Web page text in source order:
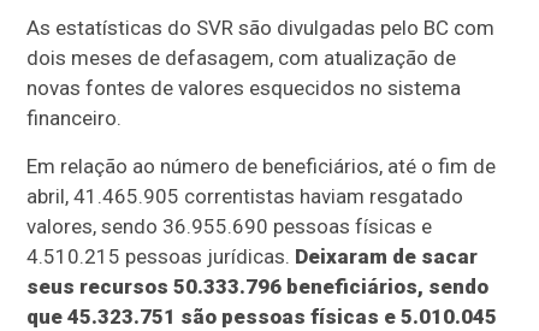
As estatísticas do SVR são divulgadas pelo BC com
dois meses de defasagem, com atualização de
novas fontes de valores esquecidos no sistema
financeiro.
Em relação ao número de beneficiários, até o fim de
abril, 41.465.905 correntistas haviam resgatado
valores, sendo 36.955.690 pessoas físicas e
4.510.215 pessoas jurídicas. Deixaram de sacar
seus recursos 50.333.796 beneficiários, sendo
que 45.323.751 são pessoas físicas e 5.010.045